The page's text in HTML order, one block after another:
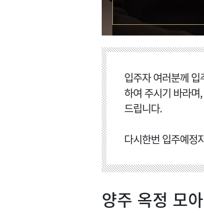
입주자 여러분께
하여 주시기 바라
드립니다.
다시한번 입주예정
양주 옥정 모